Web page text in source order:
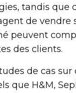
tandis que
de vendre
peuvent
des clients.
de cas sur
que H&M,